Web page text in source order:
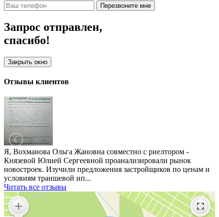
Перезвоните мне
Запрос отправлен,
спасибо!
Закрыть окно
Отзывы клиентов
Я, Вохманова Ольга Жановна совместно с риелтором -
Князевой Юлией Сергеевной проанализировали рынок
новостроек. Изучили предложения застройщиков по ценам и
условиям траншевой ип...
Читать все отзывы